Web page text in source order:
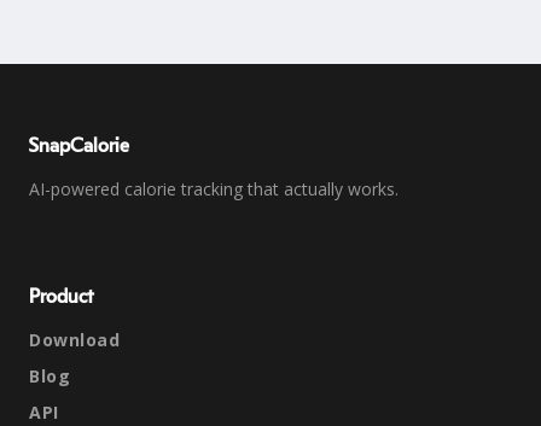
SnapCalorie
AI-powered calorie tracking that actually works.
Product
Download
Blog
API